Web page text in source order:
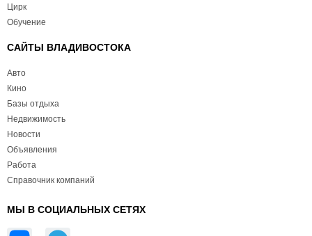
Цирк
Обучение
САЙТЫ ВЛАДИВОСТОКА
Авто
Кино
Базы отдыха
Недвижимость
Новости
Объявления
Работа
Справочник компаний
МЫ В СОЦИАЛЬНЫХ СЕТЯХ